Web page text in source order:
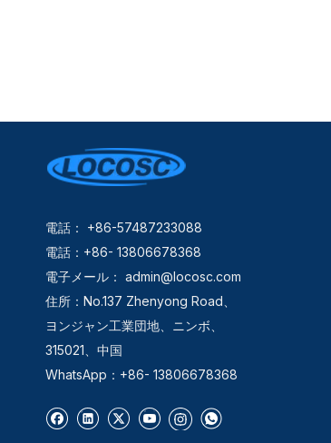
電話： +86-57487233088
電話：+86- 13806678368
電子メール： admin@locosc.com
住所：No.137 Zhenyong Road、
ヨンジャン工業団地、ニンボ、
315021、中国
WhatsApp：+86- 13806678368